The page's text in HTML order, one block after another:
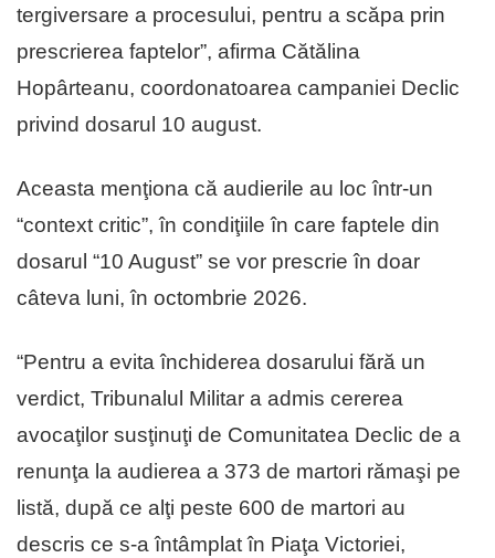
tergiversare a procesului, pentru a scăpa prin
prescrierea faptelor”, afirma Cătălina
Hopârteanu, coordonatoarea campaniei Declic
privind dosarul 10 august.
Aceasta menţiona că audierile au loc într-un
“context critic”, în condiţiile în care faptele din
dosarul “10 August” se vor prescrie în doar
câteva luni, în octombrie 2026.
“Pentru a evita închiderea dosarului fără un
verdict, Tribunalul Militar a admis cererea
avocaţilor susţinuţi de Comunitatea Declic de a
renunţa la audierea a 373 de martori rămaşi pe
listă, după ce alţi peste 600 de martori au
descris ce s-a întâmplat în Piaţa Victoriei,